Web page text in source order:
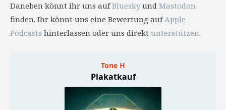
Daneben könnt ihr uns aufBlueskyund Mastodon
finden. Ihr könnt uns eine Bewertung aufApple
Podcasts hinterlassen oder uns direkt unterstützen.